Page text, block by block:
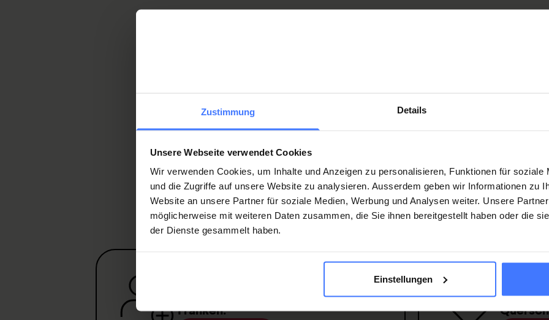
Zustimmung Details
Unsere Webseite verwendet Cookies
Wir verwenden Cookies, um Inhalte und Anzeigen zu personalisieren, Funktionen für soziale
und die Zugriffe auf unsere Website zu analysieren. Ausserdem geben wir Informationen zu
Website an unsere Partner für soziale Medien, Werbung und Analysen weiter. Unsere
möglicherweise mit weiteren Daten zusammen, die Sie ihnen bereitgestellt haben oder die
der Dienste gesammelt haben.
Einstellungen
Belegungsplan
250 000
Franken.
Sie